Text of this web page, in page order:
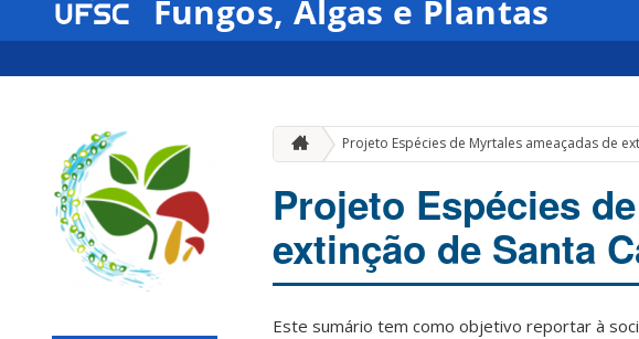
Fungos, Algas e Plantas
Projeto Espécies de Myrtales ameaçadas de
Projeto Espécies
extinção de Santa
Este sumário tem como objetivo reportar à